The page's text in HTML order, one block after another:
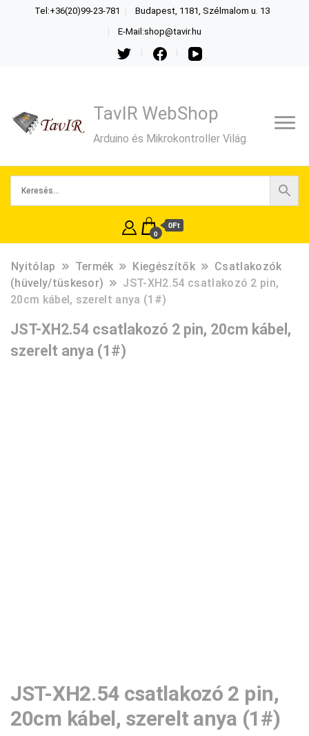
Tel:+36(20)99-23-781 Budapest, 1181, Szélmalom u. 13
E-Mail:shop@tavir.hu
TavIR WebShop
Arduino és Mikrokontroller Világ
0
0Ft
Nyitólap Termék Kiegészítők
Csatlakozók
(hüvely/tüskesor)
JST-XH2.54 csatlakozó 2 pin,
20cm kábel, szerelt anya (1#)
JST-XH2.54 csatlakozó 2 pin, 20cm kábel,
szerelt anya (1#)
JST-XH2.54 csatlakozó 2 pin,
20cm kábel, szerelt anya (1#)